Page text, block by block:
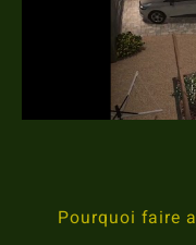
Pourquoi faire